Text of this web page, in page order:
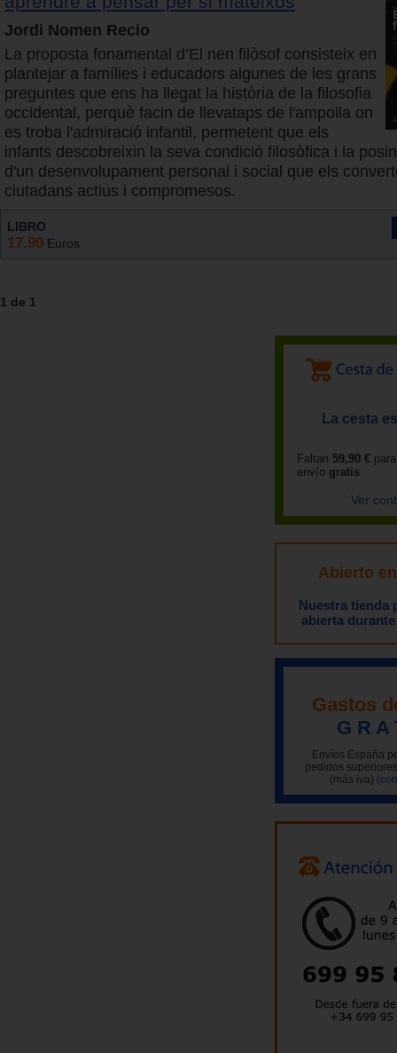
Jordi Nomen Recio
La proposta fonamental d’El nen filòsof consisteix en
plantejar a famílies i educadors algunes de les grans
preguntes que ens ha llegat la història de la filosofia
occidental, perquè facin de llevataps de l'ampolla on
es troba l'admiració infantil, permetent que els
infants descobreixin la seva condició filosòfica i la
d'un desenvolupament personal i social que els
ciutadans actius i compromesos.
LIBRO
17.90 Euros
1 de 1
La cesta
Faltan 59,90 €
envío gratis
Ver
Abierto
Nuestra tienda
abierta
Gastos
G R A
Envíos España
pedidos
(más iva)